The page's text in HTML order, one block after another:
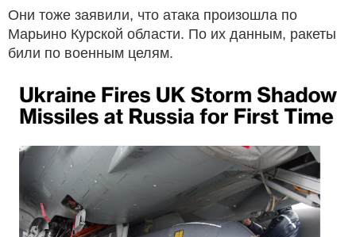
Они тоже заявили, что атака произошла по
Марьино Курской области. По их данным, ракеты
били по военным целям.